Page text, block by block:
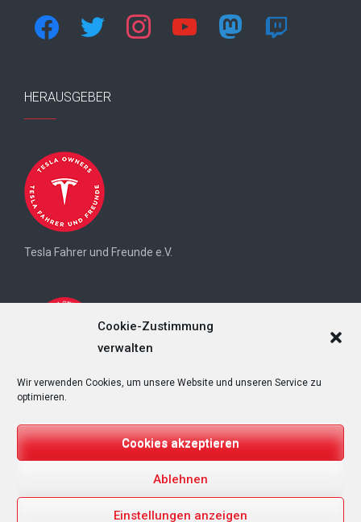
Cookie-Zustimmung
verwalten
Wir verwenden Cookies, um unsere Website und unseren Service zu
optimieren.
Cookies akzeptieren
Ablehnen
Einstellungen anzeigen
facebook twitter instagram youtube mastodon twitch
HERAUSGEBER
Tesla Fahrer und Freunde e.V.
Tesla Owners Switzerland (TOS)
T&Emagazin – Tesla, E-Mobilität, Regenerative